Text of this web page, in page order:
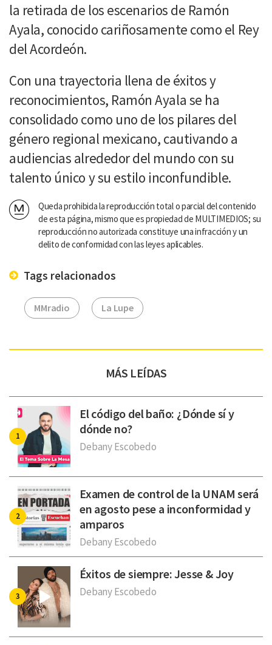
la retirada de los escenarios de Ramón
Ayala, conocido cariñosamente como el Rey
del Acordeón.
Con una trayectoria llena de éxitos y
reconocimientos, Ramón Ayala se ha
consolidado como uno de los pilares del
género regional mexicano, cautivando a
audiencias alrededor del mundo con su
talento único y su estilo inconfundible.
Queda prohibida la reproducción total o parcial del contenido
de esta página, mismo que es propiedad de MULTIMEDIOS; su
reproducción no autorizada constituye una infracción y un
delito de conformidad con las leyes aplicables.
Tags relacionados
MMradio La Lupe
MÁS LEÍDAS
El código del baño: ¿Dónde sí y
dónde no?
Debany Escobedo
Examen de control de la UNAM será
en agosto pese a inconformidad y
amparos
Debany Escobedo
Éxitos de siempre: Jesse & Joy
Debany Escobedo